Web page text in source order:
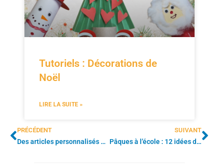
Tutoriels : Décorations de
Noël
LIRE LA SUITE »
PRÉCÉDENT
Des articles personnalisés pour la fête des Grands-Mères 2026
SUIVANT
Pâques à l’école : 12 idées d’activités et de cadeaux à proposer aux enfants